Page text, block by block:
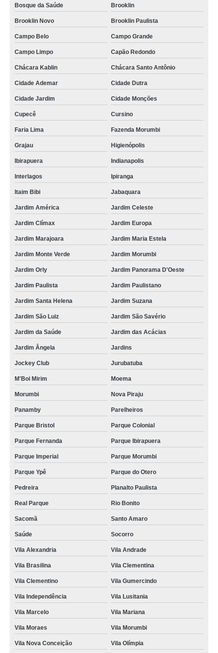
onde comprar piso vinílico click banheiro Jardim Casa Pintada
piso vinílico click carvalho Jardim Casa Pintada
piso de vinílico click valor Ibirapuera
onde compro piso vinílico click 5mm Avenida Nossa Senhora do Sabará
onde compro piso vinílico de click Água Rasa
piso vinílico click 4mm José Bonifácio
piso vinílico click cozinha Parque Imperial
piso vinílico click cozinha Alvarenga
piso vinílico click banheiro Campo Belo
onde compro piso vinílico click 4mm Cidade Jardim
piso vinílico click 5mm Parque Sonia
onde compro piso vinílico click 5mm Brooklin
onde comprar piso vinílico click madeirado Parque São Rafael
piso vinílico click carvalho valor Parque do Carmo
onde comprar piso vinílico click 5mm Jurubatuba
onde compro piso vinílico click lavabo Parque Savoy City
onde comprar piso vinílico de click Jardim São Cristóvão
pisos vinílicos click durafloor Jardim Helian
piso vinílico click 4mm Vila Mariana
onde comprar piso vinílico click banheiro Jardim Orly
pisos vinílicos click madeirado José Bonifácio
piso vinílico click madeirado valor Jardim Três Marias
piso vinílico de click valor Mooca
onde compro piso vinílico click banheiro Cidade Jardim
piso vinílico de click Vila Nova York
onde comprar piso vinílico click carvalho Cidade Tiradentes
piso vinílico click durafloor valor Capão Redondo
piso vinílico click 5mm Vila Marcelo
onde comprar piso vinílico de click Avenida Nossa Senhora do Sabará
onde compro piso vinílico click comercial Jardim Iguatemi
piso vinílico de click Vila Dalila
pisos vinílicos click durafloor Cidade Monções
pisos vinílicos click madeirado Brooklin Novo
piso vinílico click madeirado Parque Colonial
onde compro piso vinílico click carvalho São Mateus
piso vinílico click lavabo Vila Andrade
Bosque da Saúde Brooklin
Brooklin Novo Brooklin Paulista
Campo Belo Campo Grande
Campo Limpo Capão Redondo
Chácara Kablin Chácara Santo Antônio
Cidade Ademar Cidade Dutra
Cidade Jardim Cidade Monções
Cupecê Cursino
Faria Lima Fazenda Morumbi
Grajau Higienópolis
Ibirapuera Indianapolis
Interlagos Ipiranga
Itaim Bibi Jabaquara
Jardim América Jardim Celeste
Jardim Clímax Jardim Europa
Jardim Marajoara Jardim Maria Estela
Jardim Monte Verde Jardim Morumbi
Jardim Orly Jardim Panorama D'Oeste
Jardim Paulista Jardim Paulistano
Jardim Santa Helena Jardim Suzana
Jardim São Luiz Jardim São Savério
Jardim da Saúde Jardim das Acácias
Jardim Ângela Jardins
Jockey Club Jurubatuba
M'Boi Mirim Moema
Morumbi Nova Piraju
Panamby Parelheiros
Parque Bristol Parque Colonial
Parque Fernanda Parque Ibirapuera
Parque Imperial Parque Morumbi
Parque Ypê Parque do Otero
Pedreira Planalto Paulista
Real Parque Rio Bonito
Sacomã Santo Amaro
Saúde Socorro
Vila Alexandria Vila Andrade
Vila Brasilina Vila Clementina
Vila Clementino Vila Gumercindo
Vila Independência Vila Lusitania
Vila Marcelo Vila Mariana
Vila Moraes Vila Morumbi
Vila Nova Conceição Vila Olímpia